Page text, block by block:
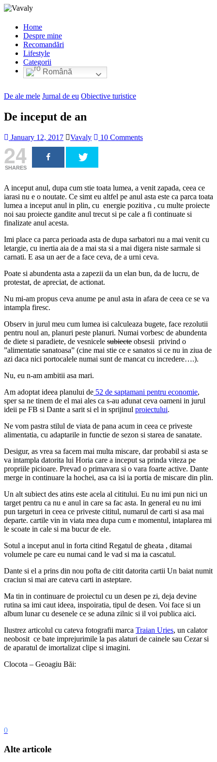
Home
Despre mine
Recomandări
Lifestyle
Categorii
Română
De ale mele Jurnal de eu Obiective turistice
De inceput de an
January 12, 2017 Vavaly 10 Comments
24
SHARES
A inceput anul, dupa cum stie toata lumea, a venit zapada, ceea ce
iarasi nu e o noutate. Ce simt eu altfel pe anul asta este ca parca toata
lumea a inceput anul in plin, cu energie pozitiva , cu multe proiecte
noi sau proiecte gandite anul trecut si pe cale a fi continuate si
finalizate anul acesta.
Imi place ca parca perioada asta de dupa sarbatori nu a mai venit cu
letargie, cu inertia aia de a mai sta si a mai digera niste sarmale si
carnati. E asa un aer de a face ceva, de a urni ceva.
Poate si abundenta asta a zapezii da un elan bun, da de lucru, de
protestat, de apreciat, de actionat.
Nu mi-am propus ceva anume pe anul asta in afara de ceea ce se va
intampla firesc.
Observ in jurul meu cum lumea isi calculeaza bugete, face rezolutii
pentru noul an, planuri peste planuri. Numai vorbesc de abundenta
de diete si paradiete, de vesnicele subiecte obsesii privind o
”alimentatie sanatoasa” (cine mai stie ce e sanatos si ce nu in ziua de
azi daca nici portocalele numai sunt de mancat cu incredere….).
Nu, eu n-am ambitii asa mari.
Am adoptat ideea planului de 52 de saptamani pentru economie,
sper sa ne tinem de el mai ales ca s-au adunat ceva oameni in jurul
ideii pe FB si Dante a sarit si el in sprijinul proiectului.
Ne vom pastra stilul de viata de pana acum in ceea ce priveste
alimentatia, cu adaptarile in functie de sezon si starea de sanatate.
Desigur, as vrea sa facem mai multa miscare, dar probabil si asta se
va intampla datorita lui Horia care a inceput sa prinda viteza pe
propriile picioare. Prevad o primavara si o vara foarte active. Dante
merge in continuare la hochei, asa ca isi ia portia de miscare din plin.
Un alt subiect des atins este acela al cititului. Eu nu imi pun nici un
target pentru ca nu e anul in care sa fac asta. In general eu nu imi
pun targeturi in ceea ce priveste cititul, numarul de carti si asa mai
departe. cartile vin in viata mea dupa cum e momentul, intaplarea mi
le scoate in cale si ma bucur de ele.
Sotul a inceput anul in forta citind Regatul de gheata , ditamai
volumele pe care eu numai cand le vad si ma ia cascatul.
Dante si el a prins din nou pofta de citit datorita cartii Un baiat numit
craciun si mai are cateva carti in asteptare.
Ma tin in continuare de proiectul cu un desen pe zi, deja devine
rutina sa imi caut ideea, inspoiratia, tipul de desen. Voi face si un
album lunar cu desenele ce se aduna zilnic si il voi publica aici.
Ilustrez articolul cu cateva fotografii marca Traian Uries, un calator
neobosit ce bate imprejurimile la pas alaturi de cainele sau Cezar si
de aparatul de imortalizat clipe si imagini.
Clocota – Geoagiu Băi:
0
Alte articole